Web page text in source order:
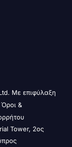
Με επιφύλαξη
Όροι &
Tower, 2ος